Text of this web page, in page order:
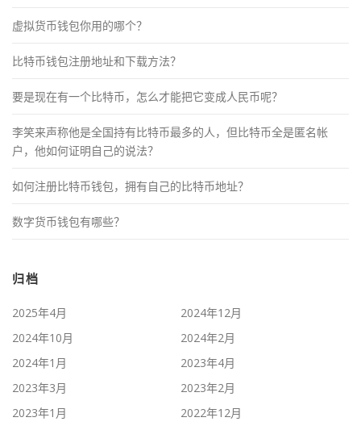
虚拟货币钱包你用的哪个？
比特币钱包注册地址和下载方法？
要是现在有一个比特币，怎么才能把它变成人民币呢？
李笑来声称他是全国持有比特币最多的人，但比特币全是匿名帐
户，他如何证明自己的说法？
如何注册比特币钱包，拥有自己的比特币地址？
数字货币钱包有哪些？
归档
2025年4月
2024年12月
2024年10月
2024年2月
2024年1月
2023年4月
2023年3月
2023年2月
2023年1月
2022年12月